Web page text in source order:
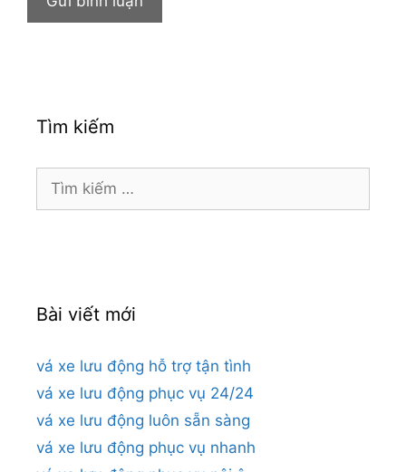
Tìm kiếm
Tìm
kiếm
Bài viết mới
vá xe lưu động hỗ trợ tận tình
vá xe lưu động phục vụ 24/24
vá xe lưu động luôn sẵn sàng
vá xe lưu động phục vụ nhanh